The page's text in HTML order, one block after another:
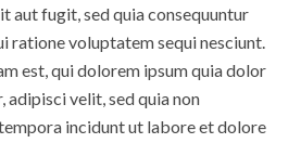
aut fugit, sed quia consequuntur
ratione voluptatem sequi nesciunt.
est, qui dolorem ipsum quia dolor
adipisci velit, sed quia non
incidunt ut labore et dolore